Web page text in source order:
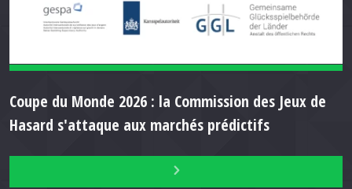
Coupe du Monde 2026 : la Commission des Jeux de
Hasard s'attaque aux marchés prédictifs